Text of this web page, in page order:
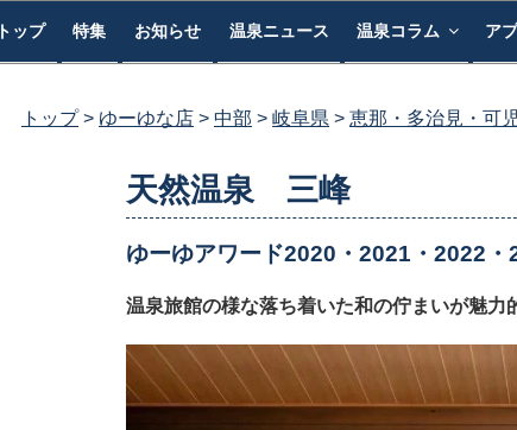
トップ 特集 お知らせ 温泉ニュース 温泉コラム ア
トップ ゆーゆな店 中部 岐阜県 恵那・多治見・可
天然温泉 三峰
ゆーゆアワード2020・2021・2022・
温泉旅館の様な落ち着いた和の佇まいが魅力